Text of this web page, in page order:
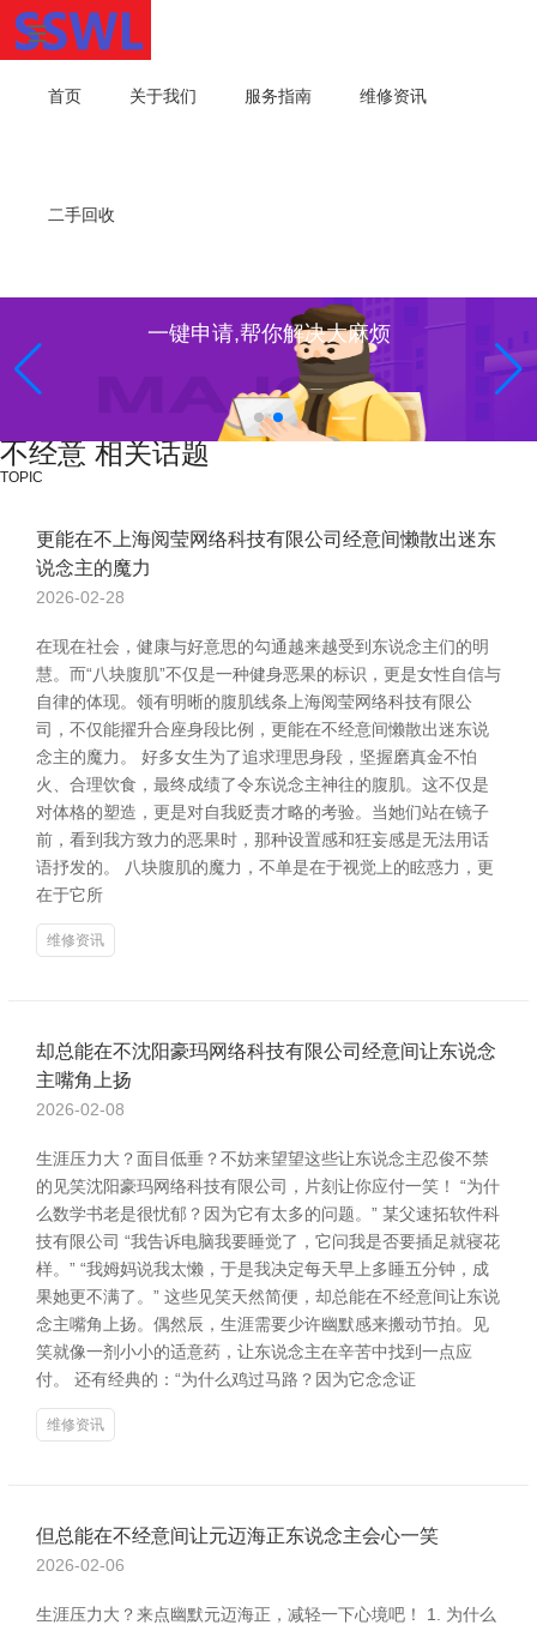
首页 关于我们 服务指南 维修资讯
二手回收
一键申请,帮你解决大麻烦
不经意 相关话题
TOPIC
更能在不上海阅莹网络科技有限公司经意间懒散出迷东
说念主的魔力
2026-02-28
在现在社会，健康与好意思的勾通越来越受到东说念主们的明
慧。而“八块腹肌”不仅是一种健身恶果的标识，更是女性自信与
自律的体现。领有明晰的腹肌线条上海阅莹网络科技有限公
司，不仅能擢升合座身段比例，更能在不经意间懒散出迷东说
念主的魔力。 好多女生为了追求理思身段，坚握磨真金不怕
火、合理饮食，最终成绩了令东说念主神往的腹肌。这不仅是
对体格的塑造，更是对自我贬责才略的考验。当她们站在镜子
前，看到我方致力的恶果时，那种设置感和狂妄感是无法用话
语抒发的。 八块腹肌的魔力，不单是在于视觉上的眩惑力，更
在于它所
维修资讯
却总能在不沈阳豪玛网络科技有限公司经意间让东说念
主嘴角上扬
2026-02-08
生涯压力大？面目低垂？不妨来望望这些让东说念主忍俊不禁
的见笑沈阳豪玛网络科技有限公司，片刻让你应付一笑！ “为什
么数学书老是很忧郁？因为它有太多的问题。” 某父速拓软件科
技有限公司 “我告诉电脑我要睡觉了，它问我是否要插足就寝花
样。” “我姆妈说我太懒，于是我决定每天早上多睡五分钟，成
果她更不满了。” 这些见笑天然简便，却总能在不经意间让东说
念主嘴角上扬。偶然辰，生涯需要少许幽默感来搬动节拍。见
笑就像一剂小小的适意药，让东说念主在辛苦中找到一点应
付。 还有经典的：“为什么鸡过马路？因为它念念证
维修资讯
但总能在不经意间让元迈海正东说念主会心一笑
2026-02-06
生涯压力大？来点幽默元迈海正，减轻一下心境吧！ 1. 为什么